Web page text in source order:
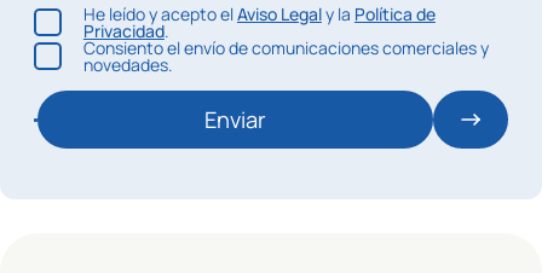
He leído y acepto elAviso Legaly la Política de
Privacidad.
Consiento el envío de comunicaciones comerciales y
novedades.
Enviar